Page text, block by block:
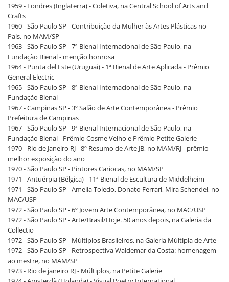
1959 - Londres (Inglaterra) - Coletiva, na Central School of Arts and
Crafts
1960 - São Paulo SP - Contribuição da Mulher às Artes Plásticas no
País, no MAM/SP
1963 - São Paulo SP - 7ª Bienal Internacional de São Paulo, na
Fundação Bienal - menção honrosa
1964 - Punta del Este (Uruguai) - 1ª Bienal de Arte Aplicada - Prêmio
General Electric
1965 - São Paulo SP - 8ª Bienal Internacional de São Paulo, na
Fundação Bienal
1967 - Campinas SP - 3º Salão de Arte Contemporânea - Prêmio
Prefeitura de Campinas
1967 - São Paulo SP - 9ª Bienal Internacional de São Paulo, na
Fundação Bienal - Prêmio Cosme Velho e Prêmio Petite Galerie
1970 - Rio de Janeiro RJ - 8º Resumo de Arte JB, no MAM/RJ - prêmio
melhor exposição do ano
1970 - São Paulo SP - Pintores Cariocas, no MAM/SP
1971 - Antuérpia (Bélgica) - 11ª Bienal de Escultura de Middelheim
1971 - São Paulo SP - Amelia Toledo, Donato Ferrari, Mira Schendel, no
MAC/USP
1972 - São Paulo SP - 6º Jovem Arte Contemporânea, no MAC/USP
1972 - São Paulo SP - Arte/Brasil/Hoje. 50 anos depois, na Galeria da
Collectio
1972 - São Paulo SP - Múltiplos Brasileiros, na Galeria Múltipla de Arte
1972 - São Paulo SP - Retrospectiva Waldemar da Costa: homenagem
ao mestre, no MAM/SP
1973 - Rio de janeiro RJ - Múltiplos, na Petite Galerie